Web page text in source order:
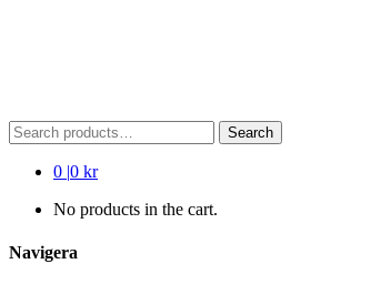
Search
for:
Search
0 |0 kr
No products in the cart.
Navigera